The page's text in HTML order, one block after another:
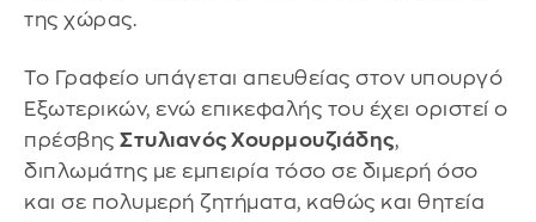
της χώρας.
Το Γραφείο υπάγεται απευθείας στον υπουργό
Εξωτερικών, ενώ επικεφαλής του έχει οριστεί ο
πρέσβης Στυλιανός Χουρμουζιάδης,
διπλωμάτης με εμπειρία τόσο σε διμερή όσο
και σε πολυμερή ζητήματα, καθώς και θητεία